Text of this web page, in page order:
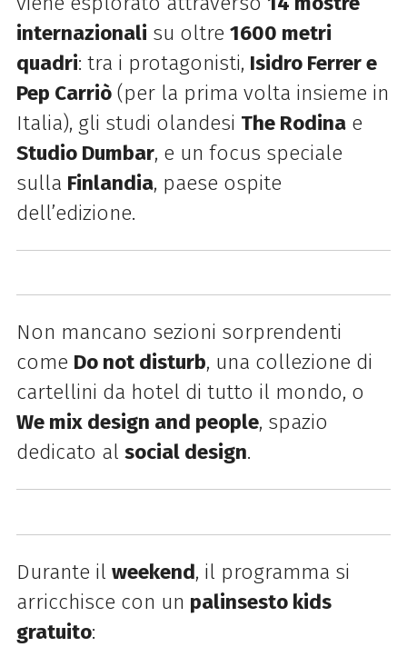
internazionali su oltre 1600 metri
quadri: tra i protagonisti, Isidro Ferrer e
Pep Carriò(per la prima volta insieme in
Italia), gli studi olandesi The Rodinae
Studio Dumbar, e un focus speciale
sulla Finlandia, paese ospite
dell’edizione.
Non mancano sezioni sorprendenti
come Do not disturb, una collezione di
cartellini da hotel di tutto il mondo, o
We mix design and people, spazio
dedicato al social design.
Durante il weekend, il programma si
arricchisce con un palinsesto kids
gratuito: